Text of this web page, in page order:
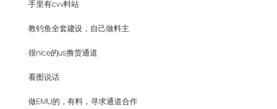
手里有cvv料站
教钓鱼全套建设，自己做料主
很nice的us撸货通道
看图说话
做EMU的，有料，寻求通道合作